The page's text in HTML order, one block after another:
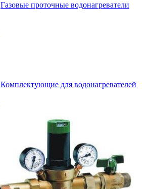
Газовые проточные водонагреватели
Комплектующие для водонагревателей